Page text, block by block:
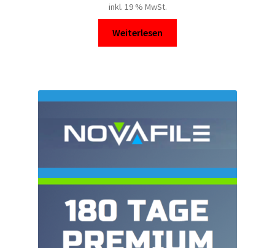
Zahlungsarten
inkl. 19 % MwSt.
Weiterlesen